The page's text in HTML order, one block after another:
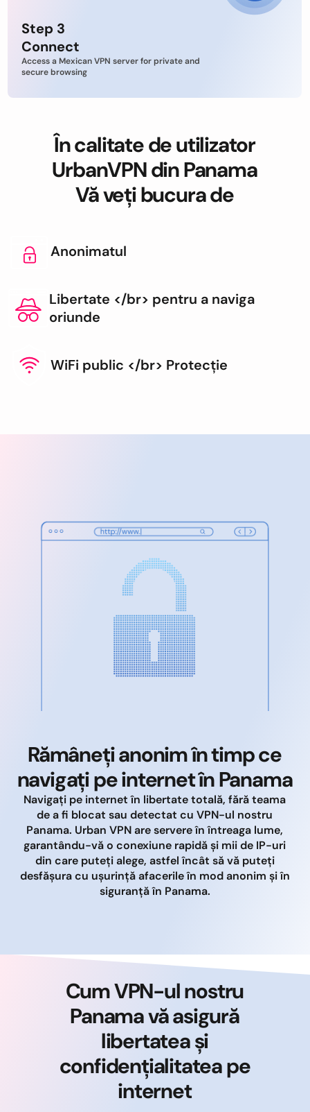
Step 3
Connect
Access a Mexican VPN server for private and
secure browsing
În calitate de utilizator
UrbanVPN din Panama
Vă veți bucura de
Anonimatul
Libertate </br> pentru a naviga
oriunde
WiFi public </br> Protecție
Rămâneți anonim în timp ce
navigați pe internet în Panama
Navigați pe internet în libertate totală, fără teama
de a fi blocat sau detectat cu VPN-ul nostru
Panama. Urban VPN are servere în întreaga lume,
garantându-vă o conexiune rapidă și mii de IP-uri
din care puteți alege, astfel încât să vă puteți
desfășura cu ușurință afacerile în mod anonim și în
siguranță în Panama.
Cum VPN-ul nostru
Panama vă asigură
libertatea și
confidențialitatea pe
internet